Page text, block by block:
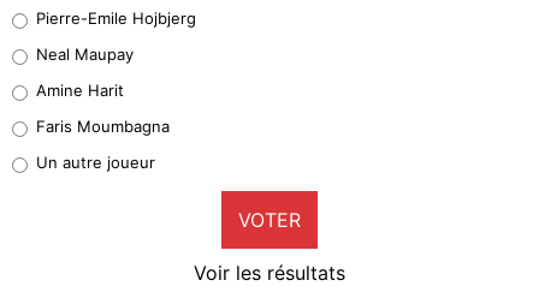
5%
1%
9%
Pierre-Emile Hojbjerg
Neal Maupay
Amine Harit
Faris Moumbagna
Un autre joueur
VOTER
Voir les résultats